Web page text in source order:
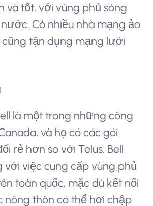
và tốt, với vùng phủ sóng
Có nhiều nhà mạng ảo
cũng tận dụng mạng lưới
là một trong những công
và họ có các gói
rẻ hơn so với Telus. Bell
với việc cung cấp vùng phủ
toàn quốc, mặc dù kết nối
nông thôn có thể hơi chập